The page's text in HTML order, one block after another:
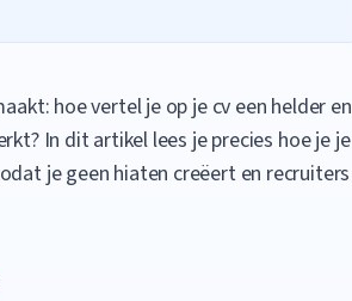
hoe vertel je op je cv een helder en
In dit artikel lees je precies hoe je je
je geen hiaten creëert en recruiters